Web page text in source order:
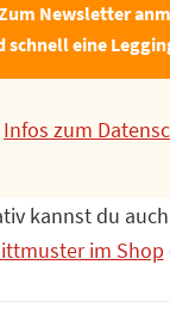
Newsletter
schnell eine
Infos zum
kannst du auch
im Shop